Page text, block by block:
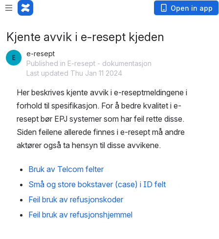
Open in app
Kjente avvik i e-resept kjeden
e-resept
Published in E-resept - dokumentasjon
Last updated Thu Jan 11 2024
Her beskrives kjente avvik i e-reseptmeldingene i
forhold til spesifikasjon. For å bedre kvalitet i e-
resept bør EPJ systemer som har feil rette disse.
Siden feilene allerede finnes i e-resept må andre
aktører også ta hensyn til disse avvikene.
Bruk av Telcom felter
Små og store bokstaver (case) i ID felt
Feil bruk av refusjonskoder
Feil bruk av refusjonshjemmel